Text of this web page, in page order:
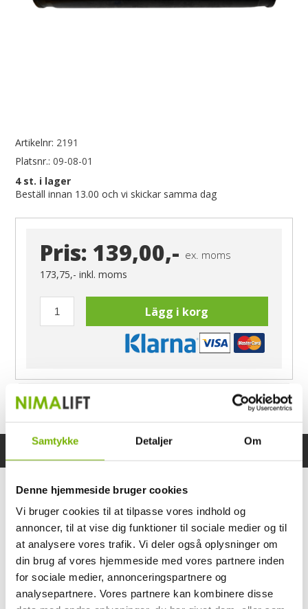
Samtykke Detaljer Om
Denne hjemmeside bruger cookies
Vi bruger cookies til at tilpasse vores indhold og
annoncer, til at vise dig funktioner til sociale medier og til
at analysere vores trafik. Vi deler også oplysninger om
din brug af vores hjemmeside med vores partnere inden
for sociale medier, annonceringspartnere og
analysepartnere. Vores partnere kan kombinere disse
Artikelnr: 2191
Platsnr.: 09-08-01
4st. i lager
Beställ innan 13.00 och vi skickar samma dag
Pris: 139,00,- ex. moms
173,75,-inkl. moms
Lägg i korg
Ring Morten